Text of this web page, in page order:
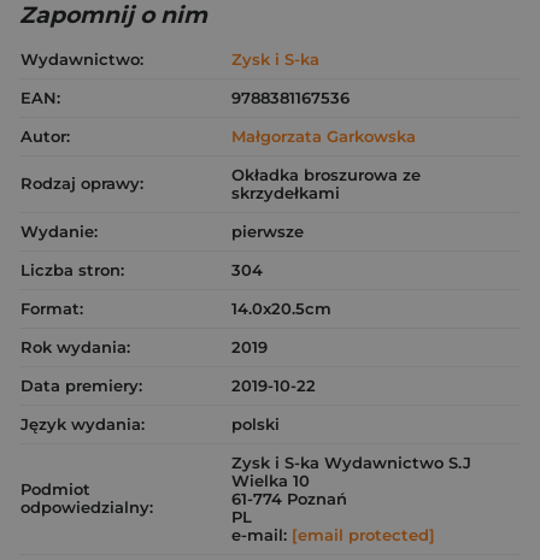
Zapomnij o nim
Wydawnictwo:
Zysk i S-ka
EAN:
9788381167536
Autor:
Małgorzata Garkowska
Rodzaj oprawy:
Okładka broszurowa ze
skrzydełkami
Wydanie:
pierwsze
Liczba stron:
304
Format:
14.0x20.5cm
Rok wydania:
2019
Data premiery:
2019-10-22
Język wydania:
polski
Podmiot
odpowiedzialny:
Zysk i S-ka Wydawnictwo S.J
Wielka 10
61-774 Poznań
PL
e-mail: [email protected]